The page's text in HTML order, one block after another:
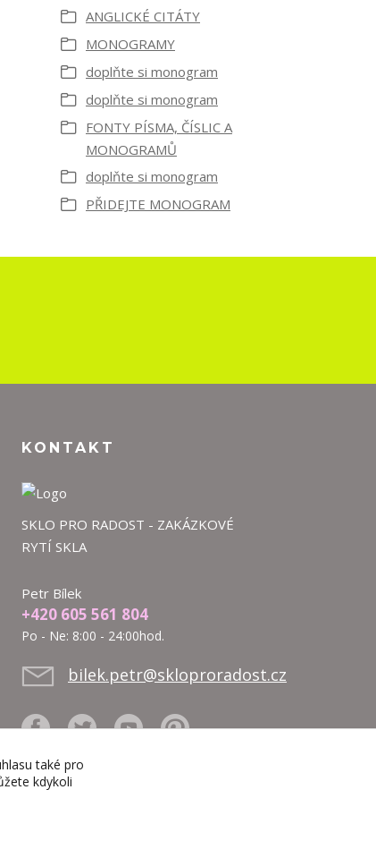
ANGLICKÉ CITÁTY
MONOGRAMY
doplňte si monogram
doplňte si monogram
FONTY PÍSMA, ČÍSLIC A
MONOGRAMŮ
doplňte si monogram
PŘIDEJTE MONOGRAM
KONTAKT
SKLO PRO RADOST - ZAKÁZKOVÉ
RYTÍ SKLA
Petr Bílek
+420 605 561 804
Po - Ne: 8:00 - 24:00hod.
bilek.petr@skloproradost.cz
také pro
kdykoli